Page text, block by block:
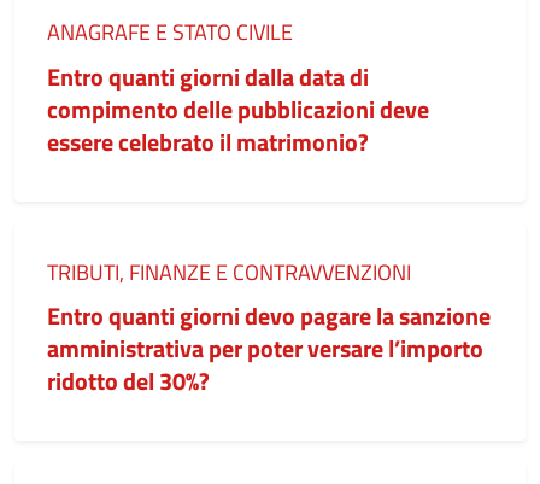
Categoria:
ANAGRAFE E STATO CIVILE
Entro quanti giorni dalla data di
compimento delle pubblicazioni deve
essere celebrato il matrimonio?
Categoria:
TRIBUTI, FINANZE E CONTRAVVENZIONI
Entro quanti giorni devo pagare la sanzione
amministrativa per poter versare l’importo
ridotto del 30%?